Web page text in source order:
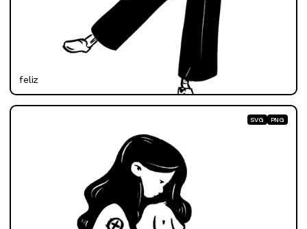
feliz
SVG PNG